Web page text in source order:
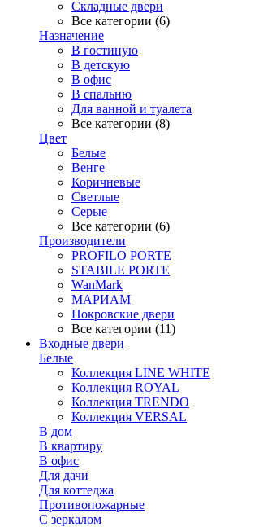
Складные двери
Все категории (6)
Назначение
В гостиную
В детскую
В офис
В спальню
Для ванной и туалета
Все категории (8)
Цвет
Белые
Венге
Коричневые
Светлые
Серые
Все категории (6)
Производители
PROFILO PORTE
STABILE PORTE
WanMark
МАРИАМ
Покровские двери
Все категории (11)
Входные двери
Белые
Коллекция LINE WHITE
Коллекция ROYAL
Коллекция TRENDO
Коллекция VERSAL
В дом
В квартиру
В офис
Для дачи
Для коттеджа
Противопожарные
С зеркалом